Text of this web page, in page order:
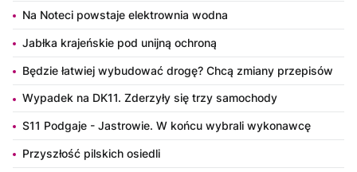
Na Noteci powstaje elektrownia wodna
Jabłka krajeńskie pod unijną ochroną
Będzie łatwiej wybudować drogę? Chcą zmiany przepisów
Wypadek na DK11. Zderzyły się trzy samochody
S11 Podgaje - Jastrowie. W końcu wybrali wykonawcę
Przyszłość pilskich osiedli